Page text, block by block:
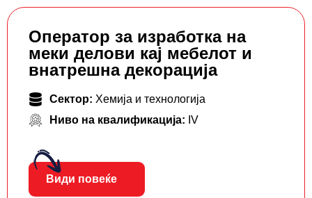
Оператор за изработка на
меки делови кај мебелот и
внатрешна декорација
Сектор: Хемија и технологија
Ниво на квалификација: IV
Види повеќе